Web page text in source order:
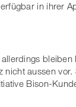
in ihrer
aussen
Bison-